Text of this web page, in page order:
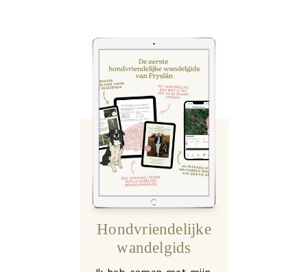
Hondvriendelijke
wandelgids